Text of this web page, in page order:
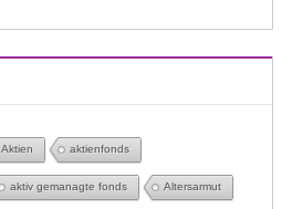
Aktien aktienfonds
aktiv gemanagte fonds Altersarmut